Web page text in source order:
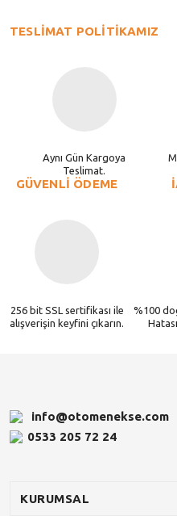
TESLİMAT POLİTİKAMIZ
Aynı Gün Kargoya
Teslimat.
GÜVENLİ ÖDEME
256 bit SSL sertifikası ile
alışverişin keyfini çıkarın.
%100
info@otomenekse.com
0533 205 72 24
KURUMSAL